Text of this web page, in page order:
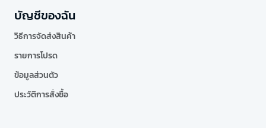
บัญชีของฉัน
วิธีการจัดส่งสินค้า
รายการโปรด
ข้อมูลส่วนตัว
ประวัติการสั่งซื้อ